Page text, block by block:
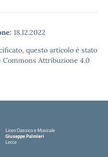
18.12.2022
questo articolo è stato
Attribuzione 4.0
Liceo Classico e Musicale
Giuseppe Palmieri
Lecce